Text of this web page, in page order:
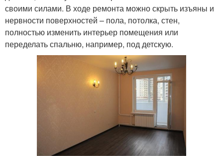
своими силами. В ходе ремонта можно скрыть изъяны и
нервности поверхностей – пола, потолка, стен,
полностью изменить интерьер помещения или
переделать спальню, например, под детскую.